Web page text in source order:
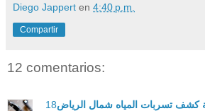
Diego Jappert en 4:40 p.m.
Compartir
12 comentarios:
كشف تسربات المياه شمال الرياض18 de agosto de